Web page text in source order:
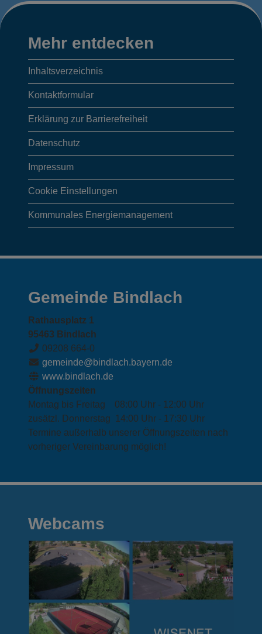
Mehr
entdecken,
Anschrift/
Öffnungszeiten
der
Gemeinde
und
Webcams
Mehr entdecken
Inhaltsverzeichnis
Kontaktformular
Erklärung zur Barrierefreiheit
Datenschutz
Impressum
Cookie Einstellungen
Kommunales Energiemanagement
Gemeinde Bindlach
Rathausplatz 1
95463 Bindlach
09208 664-0
gemeinde@bindlach.bayern.de
www.bindlach.de
Öffnungszeiten
Montag bis Freitag 08:00 Uhr - 12:00 Uhr
zusätzl. Donnerstag 14:00 Uhr - 17:30 Uhr
Termine außerhalb unserer Öffnungszeiten nach
vorheriger Vereinbarung möglich!
Webcams